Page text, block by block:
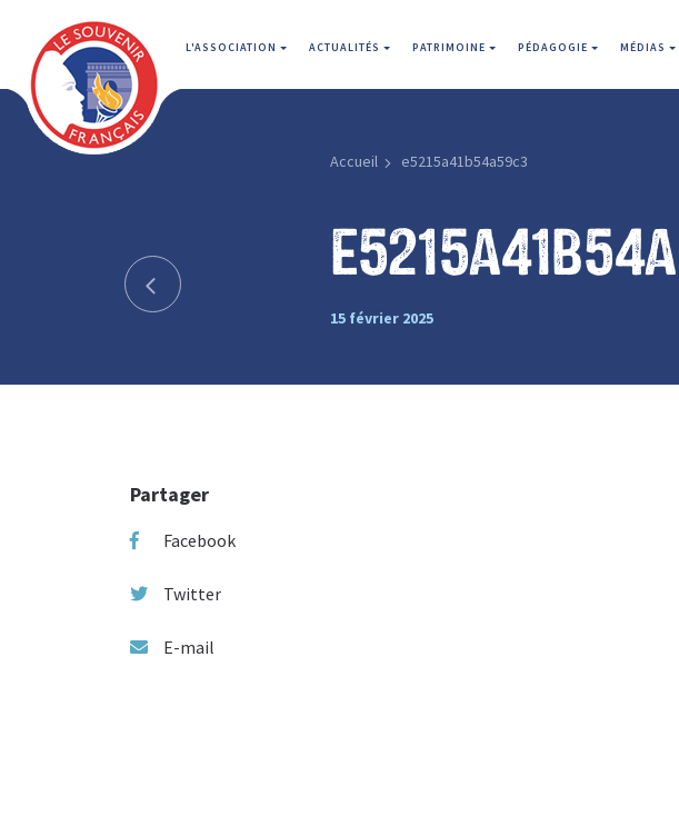
L'ASSOCIATION ACTUALITÉS PATRIMOINE PÉDAGOGIE MÉDIAS
Accueil e5215a41b54a59c3
15 février 2025
Partager
Facebook
Twitter
E-mail